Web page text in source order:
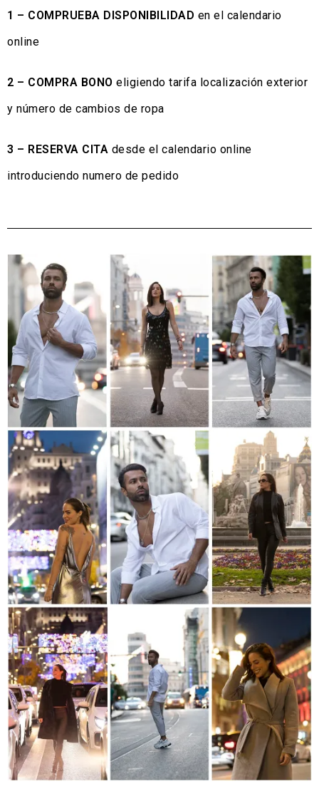
1 – COMPRUEBA DISPONIBILIDAD en el calendario
online
2 – COMPRA BONO eligiendo tarifa localización exterior
y número de cambios de ropa
3 – RESERVA CITA desde el calendario online
introduciendo numero de pedido